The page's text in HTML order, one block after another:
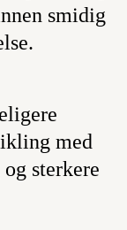
smidig
med
sterkere